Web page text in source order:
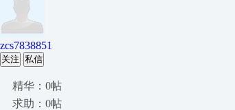
zcs7838851
关注 私信
精华：0帖
求助：0帖